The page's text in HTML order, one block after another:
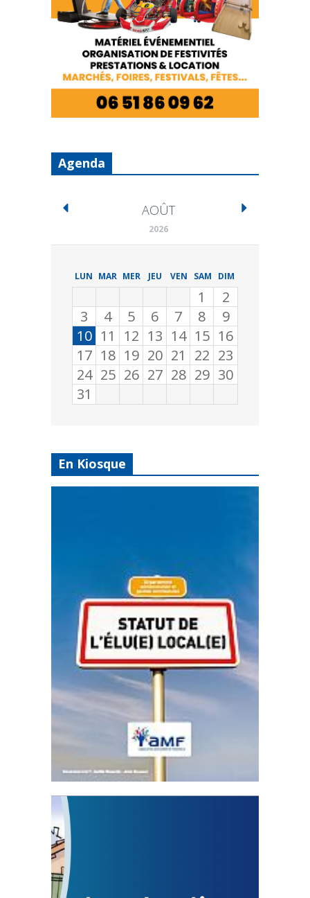
Agenda
AOÛT
2026
LUN MAR MER JEU VEN SAM DIM
1
2
3
4 5 6 7 8
9
10 11 12 13 14 15 16
17 18 19 20 21 22 23
24 25 26 27 28 29 30
31
En Kiosque
Statut de l’élu local
3 avril 2024
Mise à jour avril 2024
FEUILLETER